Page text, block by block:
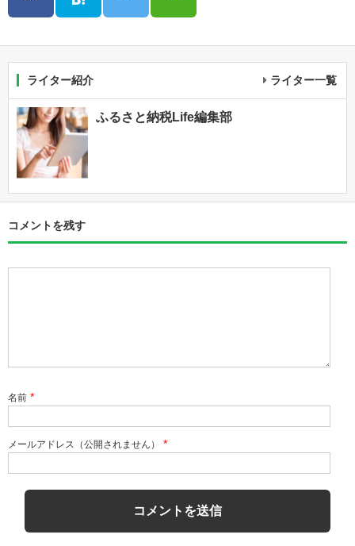
ライター紹介 ライター一覧
ふるさと納税Life編集部
コメントを残す
名前 *
メールアドレス（公開されません） *